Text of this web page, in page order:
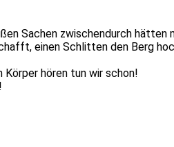
Sachen zwischendurch hätten
einen Schlitten den Berg
hören tun wir schon!